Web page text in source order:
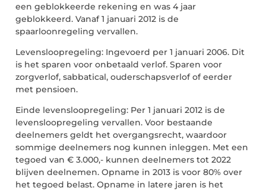
een geblokkeerde rekening en was 4 jaar
geblokkeerd. Vanaf 1 januari 2012 is de
spaarloonregeling vervallen.
Levensloopregeling: Ingevoerd per 1 januari 2006. Dit
is het sparen voor onbetaald verlof. Sparen voor
zorgverlof, sabbatical, ouderschapsverlof of eerder
met pensioen.
Einde levensloopregeling: Per 1 januari 2012 is de
levensloopregeling vervallen. Voor bestaande
deelnemers geldt het overgangsrecht, waardoor
sommige deelnemers nog kunnen inleggen. Met een
tegoed van € 3.000,- kunnen deelnemers tot 2022
blijven deelnemen. Opname in 2013 is voor 80% over
het tegoed belast. Opname in latere jaren is het